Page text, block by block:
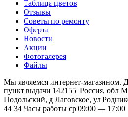
Таблица цветов
Отзывы
Советы по ремонту
Оферта
Новости
Акции
Фотогалерея
Файлы
Мы являемся интернет-магазином.
пункт выдачи 142155, Россия, обл
Подольский, д Лаговское, ул
44 34 Часы работы ср 09:00 — 17:00